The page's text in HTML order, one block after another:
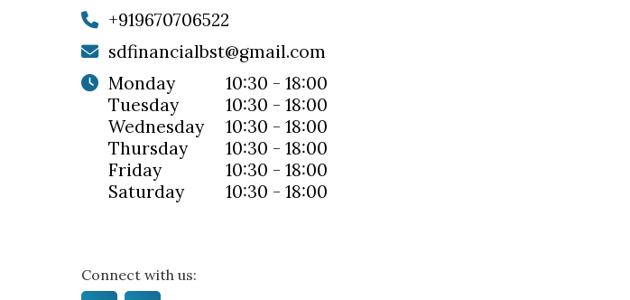
+919670706522
sdfinancialbst@gmail.com
monday
10:30 - 18:00
tuesday
10:30 - 18:00
wednesday
10:30 - 18:00
thursday
10:30 - 18:00
friday
10:30 - 18:00
saturday
10:30 - 18:00
Connect with us: